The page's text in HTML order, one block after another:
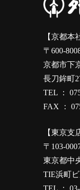
【京都本
〒600-
京都市下
長刀鉾町
TEL ：
FAX ：
【東京支
〒103-
東京都中
TIE浜町